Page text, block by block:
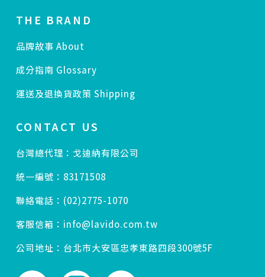
THE BRAND
品牌故事 About
成分指南 Glossary
運送及退換貨政策 Shipping
CONTACT US
台灣總代理：戈迪納有限公司
統一編號：83171508
聯絡電話：(02)2775-1070
客服信箱：info@lavido.com.tw
公司地址：台北市大安區忠孝東路四段300號5F